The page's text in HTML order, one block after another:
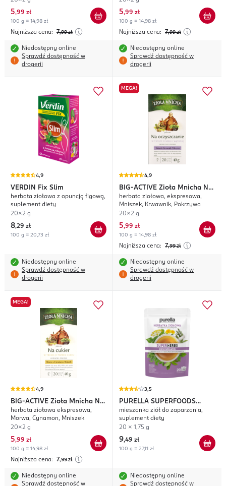
5,99 zł
100 g = 14,98 zł
Najniższa cena: 7,99 zł
Niedostępny online
Sprawdź dostępność w
drogerii
5,99 zł
100 g = 14,98 zł
Najniższa cena: 7,99 zł
Niedostępny online
Sprawdź dostępność w
drogerii
4,9
VERDIN Fix Slim
herbata ziołowa z opuncją figową,
suplement diety
20x2 g
8,29 zł
100 g = 20,73 zł
Niedostępny online
Sprawdź dostępność w
drogerii
MEGA!
4,9
BIG-ACTIVE Zioła Mnicha Na
Oczyszczanie
herbata ziołowa, ekspresowa,
Mniszek, Krwawnik, Pokrzywa
20x2 g
5,99 zł
100 g = 14,98 zł
Najniższa cena: 7,99 zł
Niedostępny online
Sprawdź dostępność w
drogerii
MEGA!
4,9
BIG-ACTIVE Zioła Mnicha Na
Cukier
herbata ziołowa ekspresowa,
Morwa, Cynamon, Mniszek
20x2 g
5,99 zł
100 g = 14,98 zł
Najniższa cena: 7,99 zł
Niedostępny online
Sprawdź dostępność w
3,5
PURELLA SUPERFOODS
Super Herbs Odchudzanie
mieszanka ziół do zaparzania,
suplement diety
20 x 1,75 g
9,49 zł
100 g = 27,11 zł
Niedostępny online
Sprawdź dostępność w